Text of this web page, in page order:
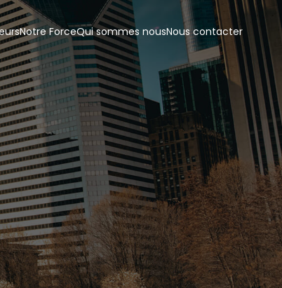
Notre ForceQui sommes nousNous contacter